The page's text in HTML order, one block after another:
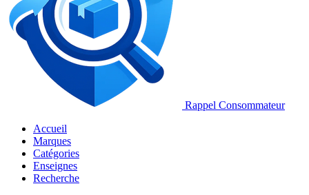
Rappel Consommateur
Accueil
Marques
Catégories
Enseignes
Recherche